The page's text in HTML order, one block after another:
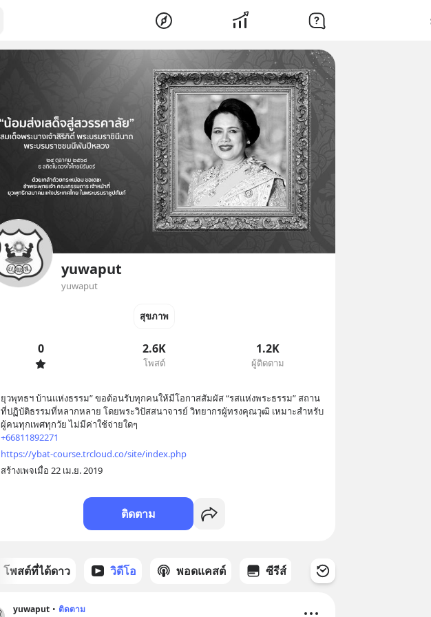
yuwaput
yuwaput
สุขภาพ
0 2.6K
โพสต์
1.2K
ผู้ติดตาม
ยุวพุทธฯ บ้านแห่งธรรม” ขอต้อนรับทุกคนให้มีโอกาสสัมผัส “รสแห่งพระธรรม” สถาน
ที่ปฏิบัติธรรมที่หลากหลาย โดยพระวิปัสสนาจารย์ วิทยากรผู้ทรงคุณวุฒิ เหมาะสำหรับ
ผู้คนทุกเพศทุกวัย ไม่มีค่าใช้จ่ายใดๆ
+66811892271
https://ybat-course.trcloud.co/site/index.php
สร้างเพจเมื่อ 22 เม.ย. 2019
ติดตาม
โพสต์ที่ได้ดาว วิดีโอ พอดแคสต์ ซีรีส์
yuwaput • ติดตาม